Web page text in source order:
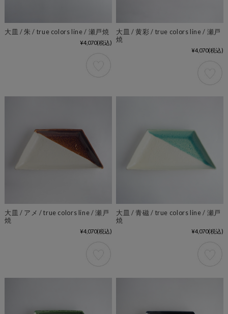
大皿 / 朱 / true colors line / 瀬戸焼
¥4,070(税込)
大皿 / 黄彩 / true colors line / 瀬戸
焼
¥4,070(税込)
大皿 / アメ / true colors line / 瀬戸
焼
¥4,070(税込)
大皿 / 青磁 / true colors line / 瀬戸
焼
¥4,070(税込)